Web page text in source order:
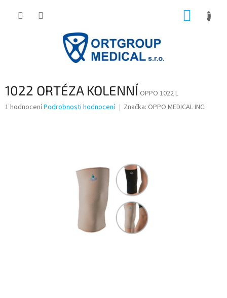
1022 ORTÉZA KOLENNÍ OPPO 1022 L
Průměrné
1 hodnoceníPodrobnosti hodnocení Značka: OPPO MEDICAL INC.